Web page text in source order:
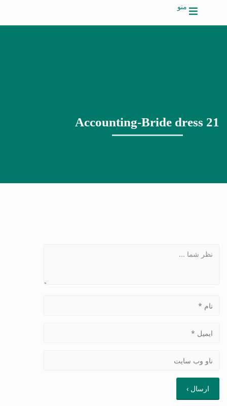
منو
Accounting-Bride dress 21